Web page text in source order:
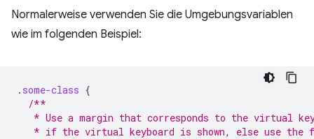
Normalerweise verwenden Sie die Umgebungsvariablen
wie im folgenden Beispiel:
. some-class {
/**
* Use a margin that corresponds to the virtual
* if the virtual keyboard is shown, else use the